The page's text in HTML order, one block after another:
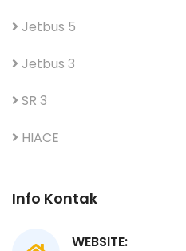
Jetbus 5
Jetbus 3
SR 3
HIACE
Info Kontak
WEBSITE: